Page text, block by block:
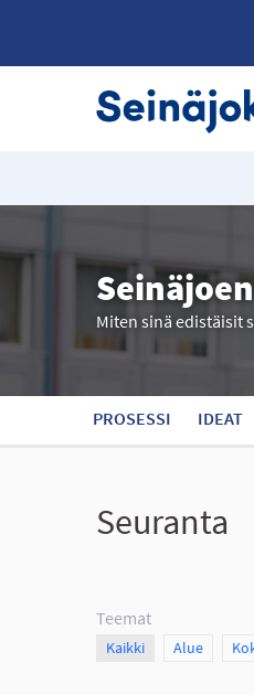
Miten sinä edistäisit
PROSESSI IDEAT
Seuranta
Teemat
Scope
Kaikki Scope
Alue